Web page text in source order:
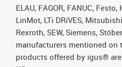
ELAU, FAGOR, FANUC,
LinMot, LTi DRiVES,
Rexroth, SEW, Siemens,
manufacturers mentioned on
products offered by igus®